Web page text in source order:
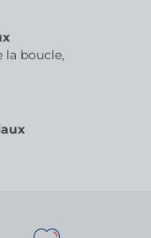
la boucle,